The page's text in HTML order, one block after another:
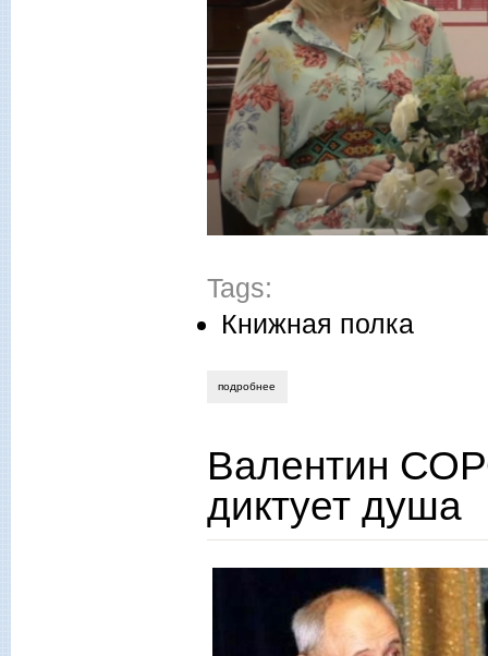
Tags:
Книжная полка
подробнее
Валентин
диктует душа